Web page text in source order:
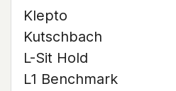
Klepto
Kutschbach
L-Sit Hold
L1 Benchmark